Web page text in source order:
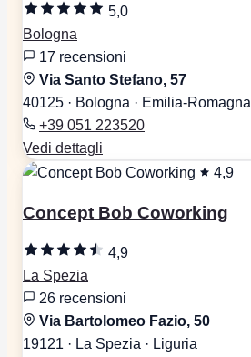
5,0
Bologna
17 recensioni
Via Santo Stefano, 57
40125 · Bologna · Emilia-Romagna
+39 051 223520
Vedi dettagli
4,9
Concept Bob Coworking
4,9
La Spezia
26 recensioni
Via Bartolomeo Fazio, 50
19121 · La Spezia · Liguria